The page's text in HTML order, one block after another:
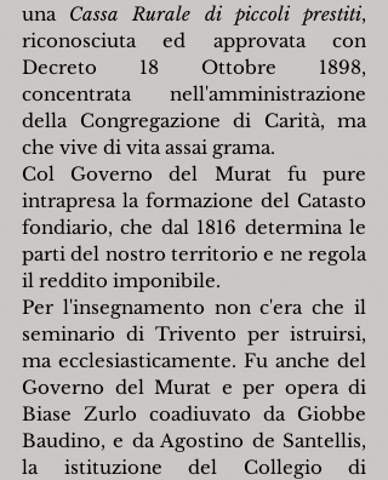
una Cassa Rurale di piccoli prestiti,
riconosciuta ed approvata con
Decreto 18 Ottobre 1898,
concentrata nell'amministrazione
della Congregazione di Carità, ma
che vive di vita assai grama.
Col Governo del Murat fu pure
intrapresa la formazione del Catasto
fondiario, che dal 1816 determina le
parti del nostro territorio e ne regola
il reddito imponibile.
Per l'insegnamento non c'era che il
seminario di Trivento per istruirsi,
ma ecclesiasticamente. Fu anche del
Governo del Murat e per opera di
Biase Zurlo coadiuvato da Giobbe
Baudino, e da Agostino de Santellis,
la istituzione del Collegio di